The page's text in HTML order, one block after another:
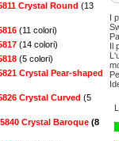
Crystal Round (13
(11 colori)
(14 colori)
(5 colori)
Crystal Pear-shaped
Crystal Curved (5
5840 Crystal Baroque (8
I
Il